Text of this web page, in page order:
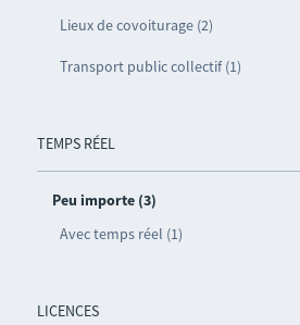
Lieux de covoiturage (2)
Transport public collectif (1)
TEMPS RÉEL
Peu importe (3)
Avec temps réel (1)
LICENCES